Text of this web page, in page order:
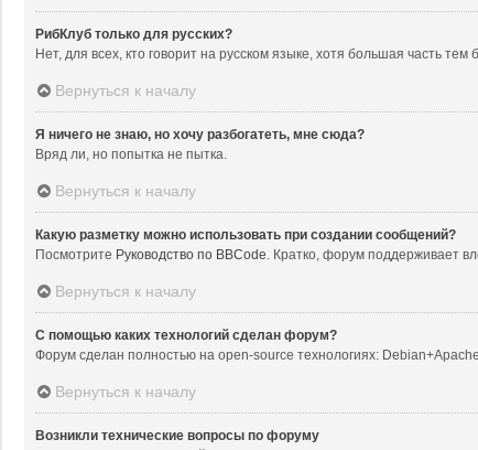
РибКлуб только для русских?
Нет, для всех, кто говорит на русском языке, хотя большая часть
Вернуться к началу
Я ничего не знаю, но хочу разбогатеть, мне сюда?
Вряд ли, но попытка не пытка.
Вернуться к началу
Какую разметку можно использовать при создании сообщений?
Посмотрите Руководство по BBCode . Кратко, форум поддерживает
Вернуться к началу
С помощью каких технологий сделан форум?
Форум сделан полностью на open-source технологиях:
Вернуться к началу
Возникли технические вопросы по форуму